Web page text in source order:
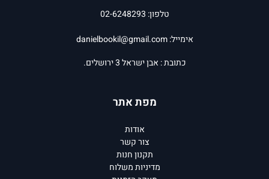
טלפון: 02-6248293
אימייל:danielbookil@gmail.com
כתובת : אבן ישראל 3 ירושלים.
מפת אתר
אודות
צור קשר
תקנון חנות
מדיניות משלוח